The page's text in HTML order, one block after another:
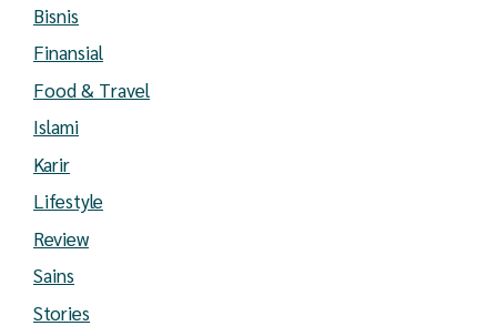
Bisnis
Finansial
Food & Travel
Islami
Karir
Lifestyle
Review
Sains
Stories